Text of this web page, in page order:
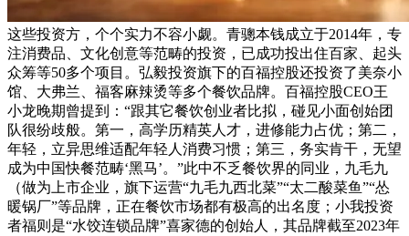
这些投资方，个个实力不容小觑。青骢本钱成立于2014年，专
注消费品、文化创意等范畴的投资，已成功投出住百家、起头
众筹等50多个项目。弘毅投资旗下的百福控股还投资了美奈小
馆、大弗兰、福客麻辣烫等多个餐饮品牌。百福控股CEO王
小龙晚期曾提到：“跟其它餐饮创业者比拟，碰见小面创始团
队很纷歧般。第一，高学历精英人才，进修能力占优；第二，
年轻，立异思维适配年轻人消费习惯；第三，务实肯干，无望
成为中国快餐范畴‘黑马’。”此中不乏餐饮界的同业，九毛九
（做为上市企业，旗下运营“九毛九西北菜”“太二酸菜鱼”“怂
暖锅厂”等品牌，正在餐饮市场都有极高的出名度；小我投资
者福则是“水饺连锁品牌”喜家德的创始人，其品牌截至2023年